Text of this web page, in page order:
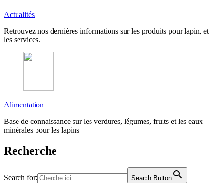
Actualités
Retrouvez nos dernières informations sur les produits pour lapin, et
les services.
Alimentation
Base de connaissance sur les verdures, légumes, fruits et les eaux
minérales pour les lapins
Recherche
Search for: Search Button